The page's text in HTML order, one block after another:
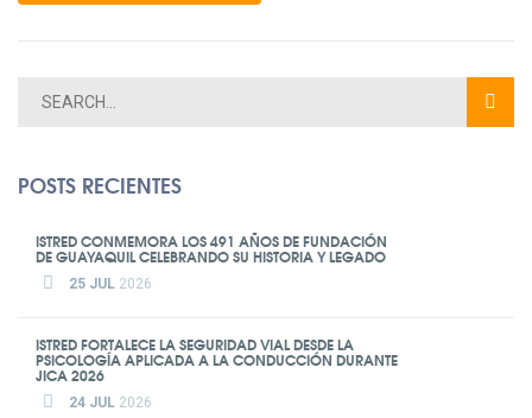
POSTS RECIENTES
ISTRED CONMEMORA LOS 491 AÑOS DE FUNDACIÓN
DE GUAYAQUIL CELEBRANDO SU HISTORIA Y LEGADO
25 JUL 2026
ISTRED FORTALECE LA SEGURIDAD VIAL DESDE LA
PSICOLOGÍA APLICADA A LA CONDUCCIÓN DURANTE
JICA 2026
24 JUL 2026